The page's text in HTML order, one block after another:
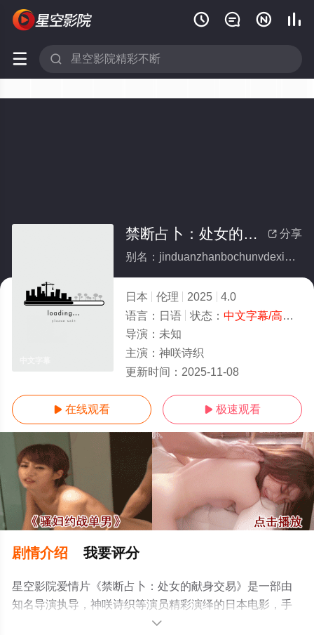
   
 
 分享
禁断占卜：处女的献身交易
别名：jinduanzhanbochunvdexianshenjiaoyi
日本 伦理 2025
4.0
语言： 日语 状态： 中文字幕/高清
导演： 未知
主演： 神咲诗织
更新时间： 2025-11-08
 在线观看  极速观看
剧情介绍 我要评分
星空影院爱情片《禁断占卜：处女的献身交易》是一部由
知名导演执导，神咲诗织等演员精彩演绎的日本电影，手
机免费观看高清无删减完整版电影大全就上星空影视，更
